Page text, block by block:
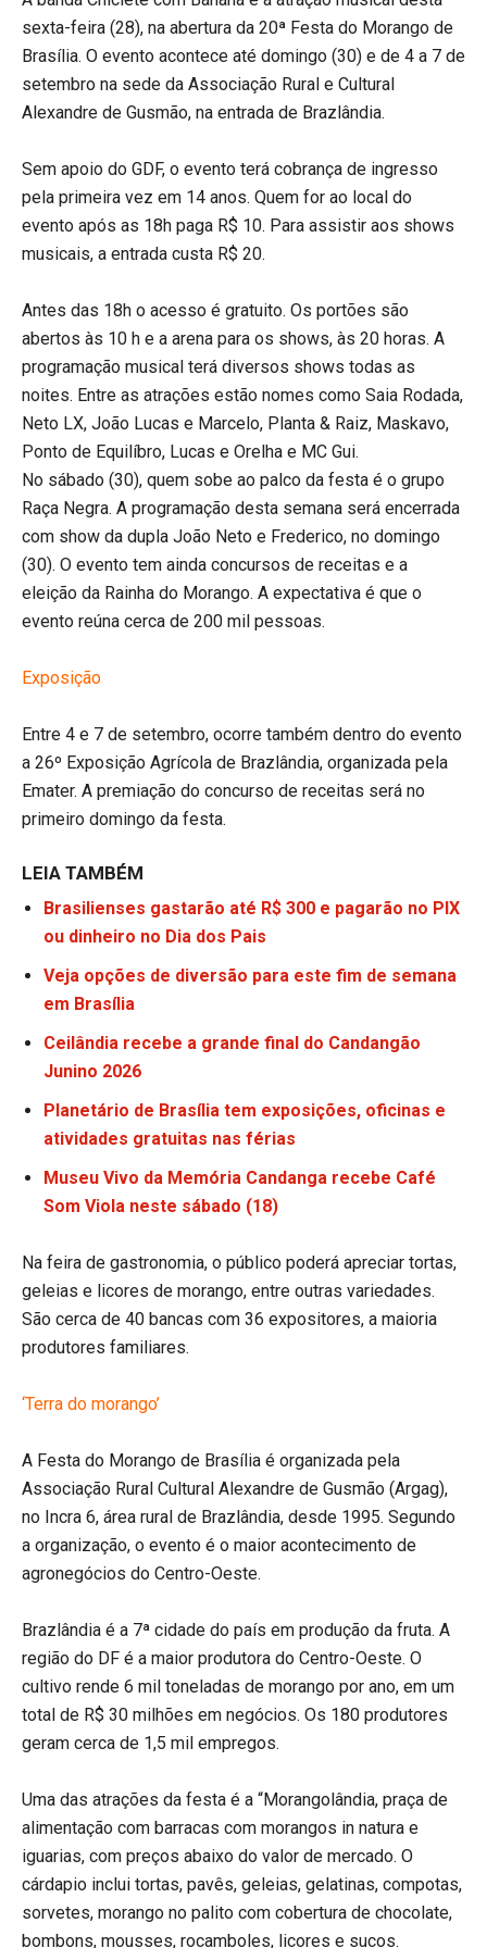
sexta-feira (28), na abertura da 20ª Festa do Morango de
Brasília. O evento acontece até domingo (30) e de 4 a 7 de
setembro na sede da Associação Rural e Cultural
Alexandre de Gusmão, na entrada de Brazlândia.
Sem apoio do GDF, o evento terá cobrança de ingresso
pela primeira vez em 14 anos. Quem for ao local do
evento após as 18h paga R$ 10. Para assistir aos shows
musicais, a entrada custa R$ 20.
Antes das 18h o acesso é gratuito. Os portões são
abertos às 10 h e a arena para os shows, às 20 horas. A
programação musical terá diversos shows todas as
noites. Entre as atrações estão nomes como Saia Rodada,
Neto LX, João Lucas e Marcelo, Planta & Raiz, Maskavo,
Ponto de Equilíbro, Lucas e Orelha e MC Gui.
No sábado (30), quem sobe ao palco da festa é o grupo
Raça Negra. A programação desta semana será encerrada
com show da dupla João Neto e Frederico, no domingo
(30). O evento tem ainda concursos de receitas e a
eleição da Rainha do Morango. A expectativa é que o
evento reúna cerca de 200 mil pessoas.
Exposição
Entre 4 e 7 de setembro, ocorre também dentro do evento
a 26º Exposição Agrícola de Brazlândia, organizada pela
Emater. A premiação do concurso de receitas será no
primeiro domingo da festa.
LEIA TAMBÉM
Brasilienses gastarão até R$ 300 e pagarão no PIX
ou dinheiro no Dia dos Pais
Veja opções de diversão para este fim de semana
em Brasília
Ceilândia recebe a grande final do Candangão
Junino 2026
Planetário de Brasília tem exposições, oficinas e
atividades gratuitas nas férias
Museu Vivo da Memória Candanga recebe Café
Som Viola neste sábado (18)
Na feira de gastronomia, o público poderá apreciar tortas,
geleias e licores de morango, entre outras variedades.
São cerca de 40 bancas com 36 expositores, a maioria
produtores familiares.
‘Terra do morango’
A Festa do Morango de Brasília é organizada pela
Associação Rural Cultural Alexandre de Gusmão (Argag),
no Incra 6, área rural de Brazlândia, desde 1995. Segundo
a organização, o evento é o maior acontecimento de
agronegócios do Centro-Oeste.
Brazlândia é a 7ª cidade do país em produção da fruta. A
região do DF é a maior produtora do Centro-Oeste. O
cultivo rende 6 mil toneladas de morango por ano, em um
total de R$ 30 milhões em negócios. Os 180 produtores
geram cerca de 1,5 mil empregos.
Uma das atrações da festa é a “Morangolândia, praça de
alimentação com barracas com morangos in natura e
iguarias, com preços abaixo do valor de mercado. O
cárdapio inclui tortas, pavês, geleias, gelatinas, compotas,
sorvetes, morango no palito com cobertura de chocolate,
bombons, mousses, rocamboles, licores e sucos.